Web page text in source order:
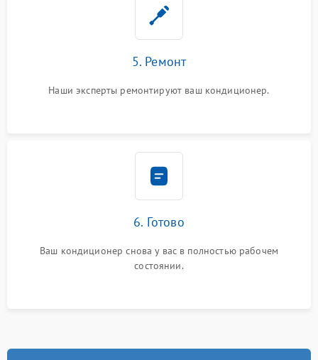
5. Ремонт
Наши эксперты ремонтируют ваш кондиционер.
6. Готово
Ваш кондиционер снова у вас в полностью рабочем
состоянии.